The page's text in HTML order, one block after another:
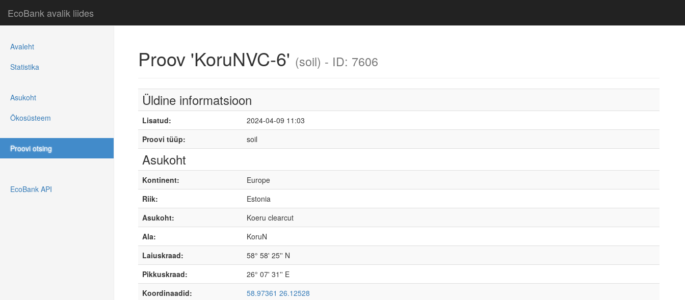
EcoBank avalik liides
Avaleht
Statistika
Asukoht
Ökosüsteem
Proovi otsing
EcoBank API
Proov 'KoruNVC-6' (soil) - ID: 7606
Üldine informatsioon
Lisatud:
2024-04-09 11:03
Proovi tüüp:
soil
Asukoht
Kontinent:
Europe
Riik:
Estonia
Asukoht:
Koeru clearcut
Ala:
KoruN
Laiuskraad:
58° 58' 25'' N
Pikkuskraad:
26° 07' 31'' E
Koordinaadid:
58.97361 26.12528